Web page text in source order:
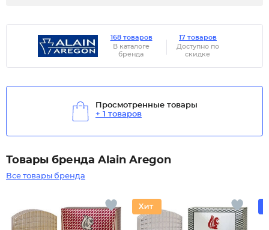
168 товаров
В каталоге
бренда
17 товаров
Доступно по
скидке
Просмотренные товары
+ 1 товаров
Товары бренда Alain Aregon
Все товары бренда